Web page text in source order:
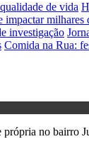
de vida
milhares
investigação
Comida na Rua: